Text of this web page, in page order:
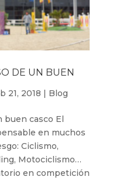
DE UN BUEN
21, 2018 | Blog
buen casco El
en muchos
Ciclismo,
Motociclismo…
en competición